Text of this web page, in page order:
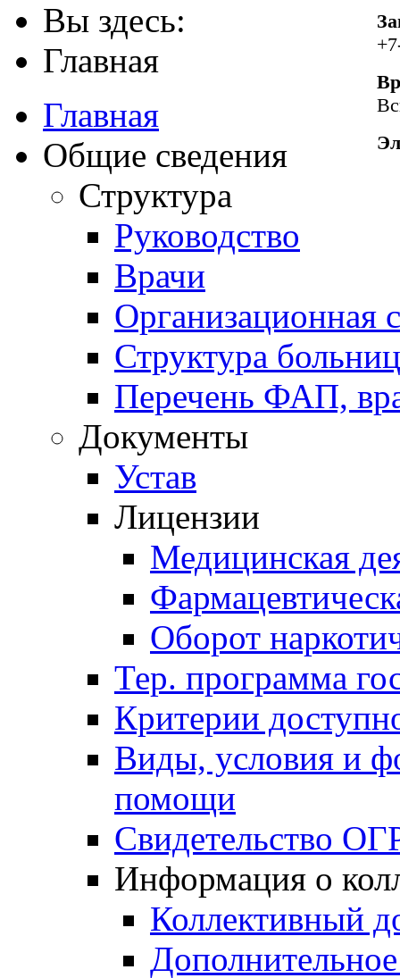
Вы здесь:
Главная
Главная
Общие сведения
Структура
Руководство
Врачи
Организационная
Структура
Перечень ФАП,
Документы
Устав
Лицензии
Медицинская
Оборот
Тер. программа
Критерии
Виды, условия и
помощи
Свидетельство
Информация о
Коллективный